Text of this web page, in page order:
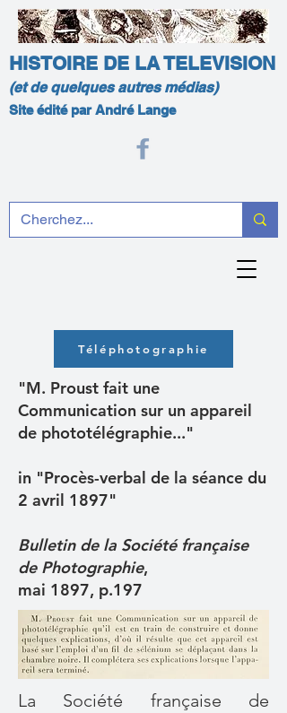
HISTOIRE DE LA TELEVISION
(et de quelques autres médias)
Site édité par André Lange
Téléphotographie
"M. Proust fait une
Communication sur un appareil
de phototélégraphie..."
in "Procès-verbal de la séance du
2 avril 1897"
Bulletin de la Société française
de Photographie,
mai 1897, p.197
La Société française de